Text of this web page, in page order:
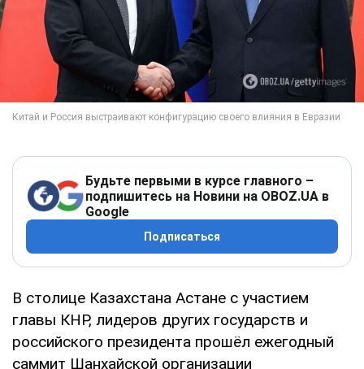
Будьте первыми в курсе главного –
подпишитесь на Новини на OBOZ.UA в
Google
Подписаться
В столице Казахстана Астане с участием
главы КНР, лидеров других государств и
российского президента прошёл ежегодный
саммит Шанхайской организации